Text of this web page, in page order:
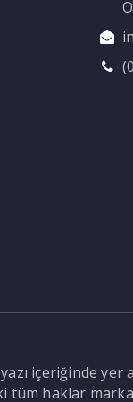
içeriğinde yer
tüm haklar